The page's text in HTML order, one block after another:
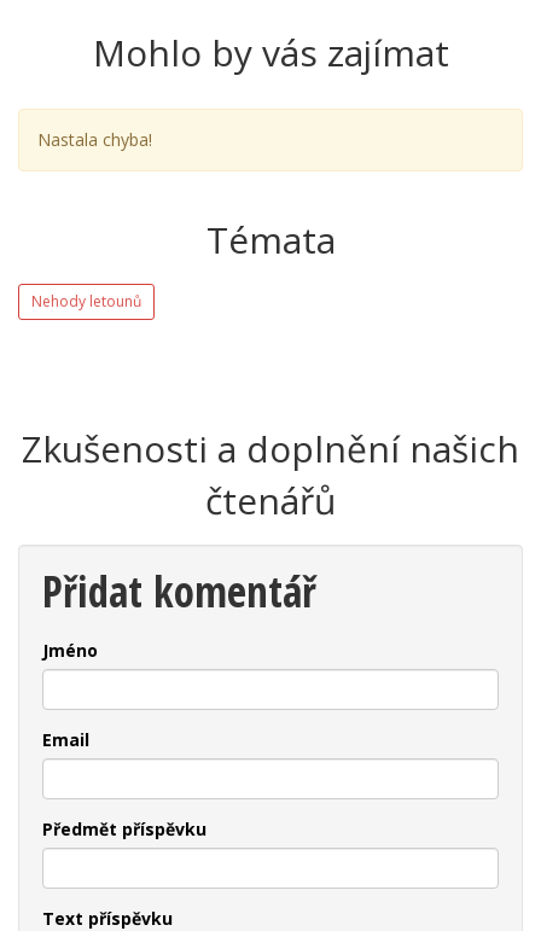
Mohlo by vás zajímat
Nastala chyba!
Témata
Nehody letounů
Zkušenosti a doplnění našich
čtenářů
Přidat komentář
Jméno
Email
Předmět příspěvku
Text příspěvku